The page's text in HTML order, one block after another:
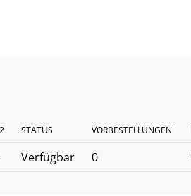
STATUS VORBESTELLUNGEN
Verfügbar 0